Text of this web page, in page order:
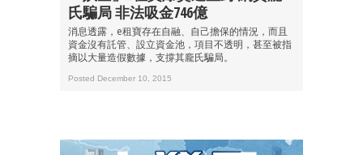
氏騙局 非法吸金746億
消息透露，e租寶存在自融、自己擔保的情況，而且
資金沒有託管、設立資金池，項目不透明，甚至被指
摘以大量造假數據，支撐其龐氏騙局。
Posted December 10, 2015